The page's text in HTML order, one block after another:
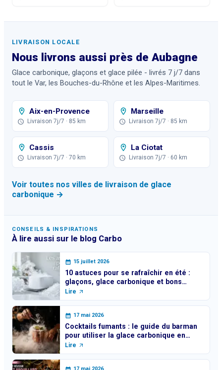
LIVRAISON LOCALE
Nous livrons aussi près de Aubagne
Glace carbonique, glaçons et glace pilée - livrés 7 j/7 dans
tout le Var, les Bouches-du-Rhône et les Alpes-Maritimes.
Aix-en-Provence
Livraison 7j/7 · 85 km
Marseille
Livraison 7j/7 · 85 km
Cassis
Livraison 7j/7 · 70 km
La Ciotat
Livraison 7j/7 · 60 km
Voir toutes nos villes de livraison de glace
carbonique →
CONSEILS & INSPIRATIONS
À lire aussi sur le blog Carbo
15 juillet 2026
10 astuces pour se rafraîchir en été :
glaçons, glace carbonique et bons
réflexes
Lire
17 mai 2026
Cocktails fumants : le guide du barman
pour utiliser la glace carbonique en
toute sécurité
Lire